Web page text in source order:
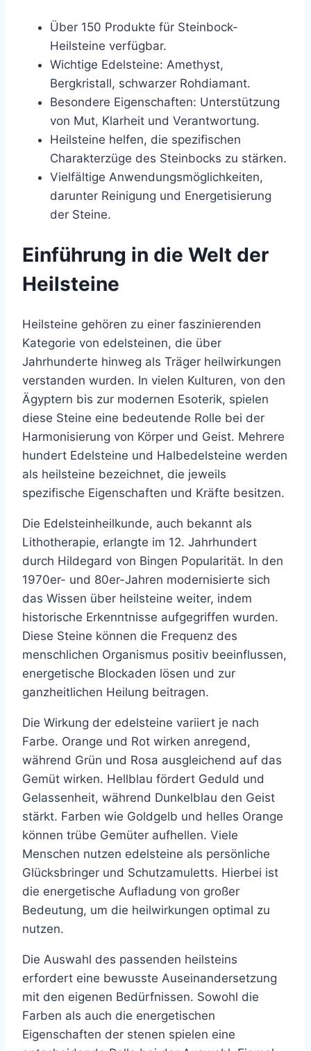
Über 150 Produkte für Steinbock-
Heilsteine verfügbar.
Wichtige Edelsteine: Amethyst,
Bergkristall, schwarzer Rohdiamant.
Besondere Eigenschaften: Unterstützung
von Mut, Klarheit und Verantwortung.
Heilsteine helfen, die spezifischen
Charakterzüge des Steinbocks zu stärken.
Vielfältige Anwendungsmöglichkeiten,
darunter Reinigung und Energetisierung
der Steine.
Einführung in die Welt der
Heilsteine
Heilsteine gehören zu einer faszinierenden
Kategorie von edelsteinen, die über
Jahrhunderte hinweg als Träger heilwirkungen
verstanden wurden. In vielen Kulturen, von den
Ägyptern bis zur modernen Esoterik, spielen
diese Steine eine bedeutende Rolle bei der
Harmonisierung von Körper und Geist. Mehrere
hundert Edelsteine und Halbedelsteine werden
als heilsteine bezeichnet, die jeweils
spezifische Eigenschaften und Kräfte besitzen.
Die Edelsteinheilkunde, auch bekannt als
Lithotherapie, erlangte im 12. Jahrhundert
durch Hildegard von Bingen Popularität. In den
1970er- und 80er-Jahren modernisierte sich
das Wissen über heilsteine weiter, indem
historische Erkenntnisse aufgegriffen wurden.
Diese Steine können die Frequenz des
menschlichen Organismus positiv beeinflussen,
energetische Blockaden lösen und zur
ganzheitlichen Heilung beitragen.
Die Wirkung der edelsteine variiert je nach
Farbe. Orange und Rot wirken anregend,
während Grün und Rosa ausgleichend auf das
Gemüt wirken. Hellblau fördert Geduld und
Gelassenheit, während Dunkelblau den Geist
stärkt. Farben wie Goldgelb und helles Orange
können trübe Gemüter aufhellen. Viele
Menschen nutzen edelsteine als persönliche
Glücksbringer und Schutzamuletts. Hierbei ist
die energetische Aufladung von großer
Bedeutung, um die heilwirkungen optimal zu
nutzen.
Die Auswahl des passenden heilsteins
erfordert eine bewusste Auseinandersetzung
mit den eigenen Bedürfnissen. Sowohl die
Farben als auch die energetischen
Eigenschaften der stenen spielen eine